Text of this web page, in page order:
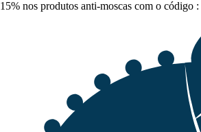
15% nos produtos anti-moscas com o código :